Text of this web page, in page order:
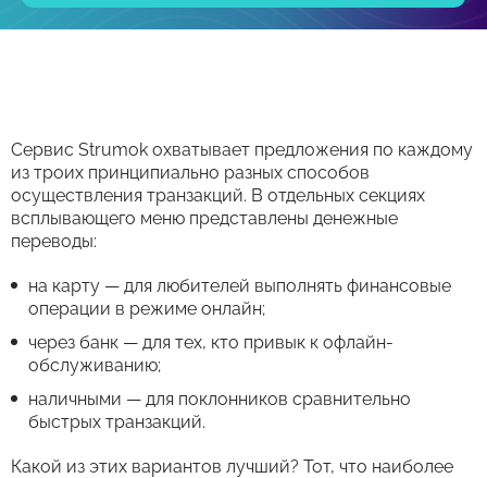
Сервис Strumok охватывает предложения по каждому
из троих принципиально разных способов
осуществления транзакций. В отдельных секциях
всплывающего меню представлены денежные
переводы:
на карту — для любителей выполнять финансовые
операции в режиме онлайн;
через банк — для тех, кто привык к офлайн-
обслуживанию;
наличными — для поклонников сравнительно
быстрых транзакций.
Какой из этих вариантов лучший? Тот, что наиболее